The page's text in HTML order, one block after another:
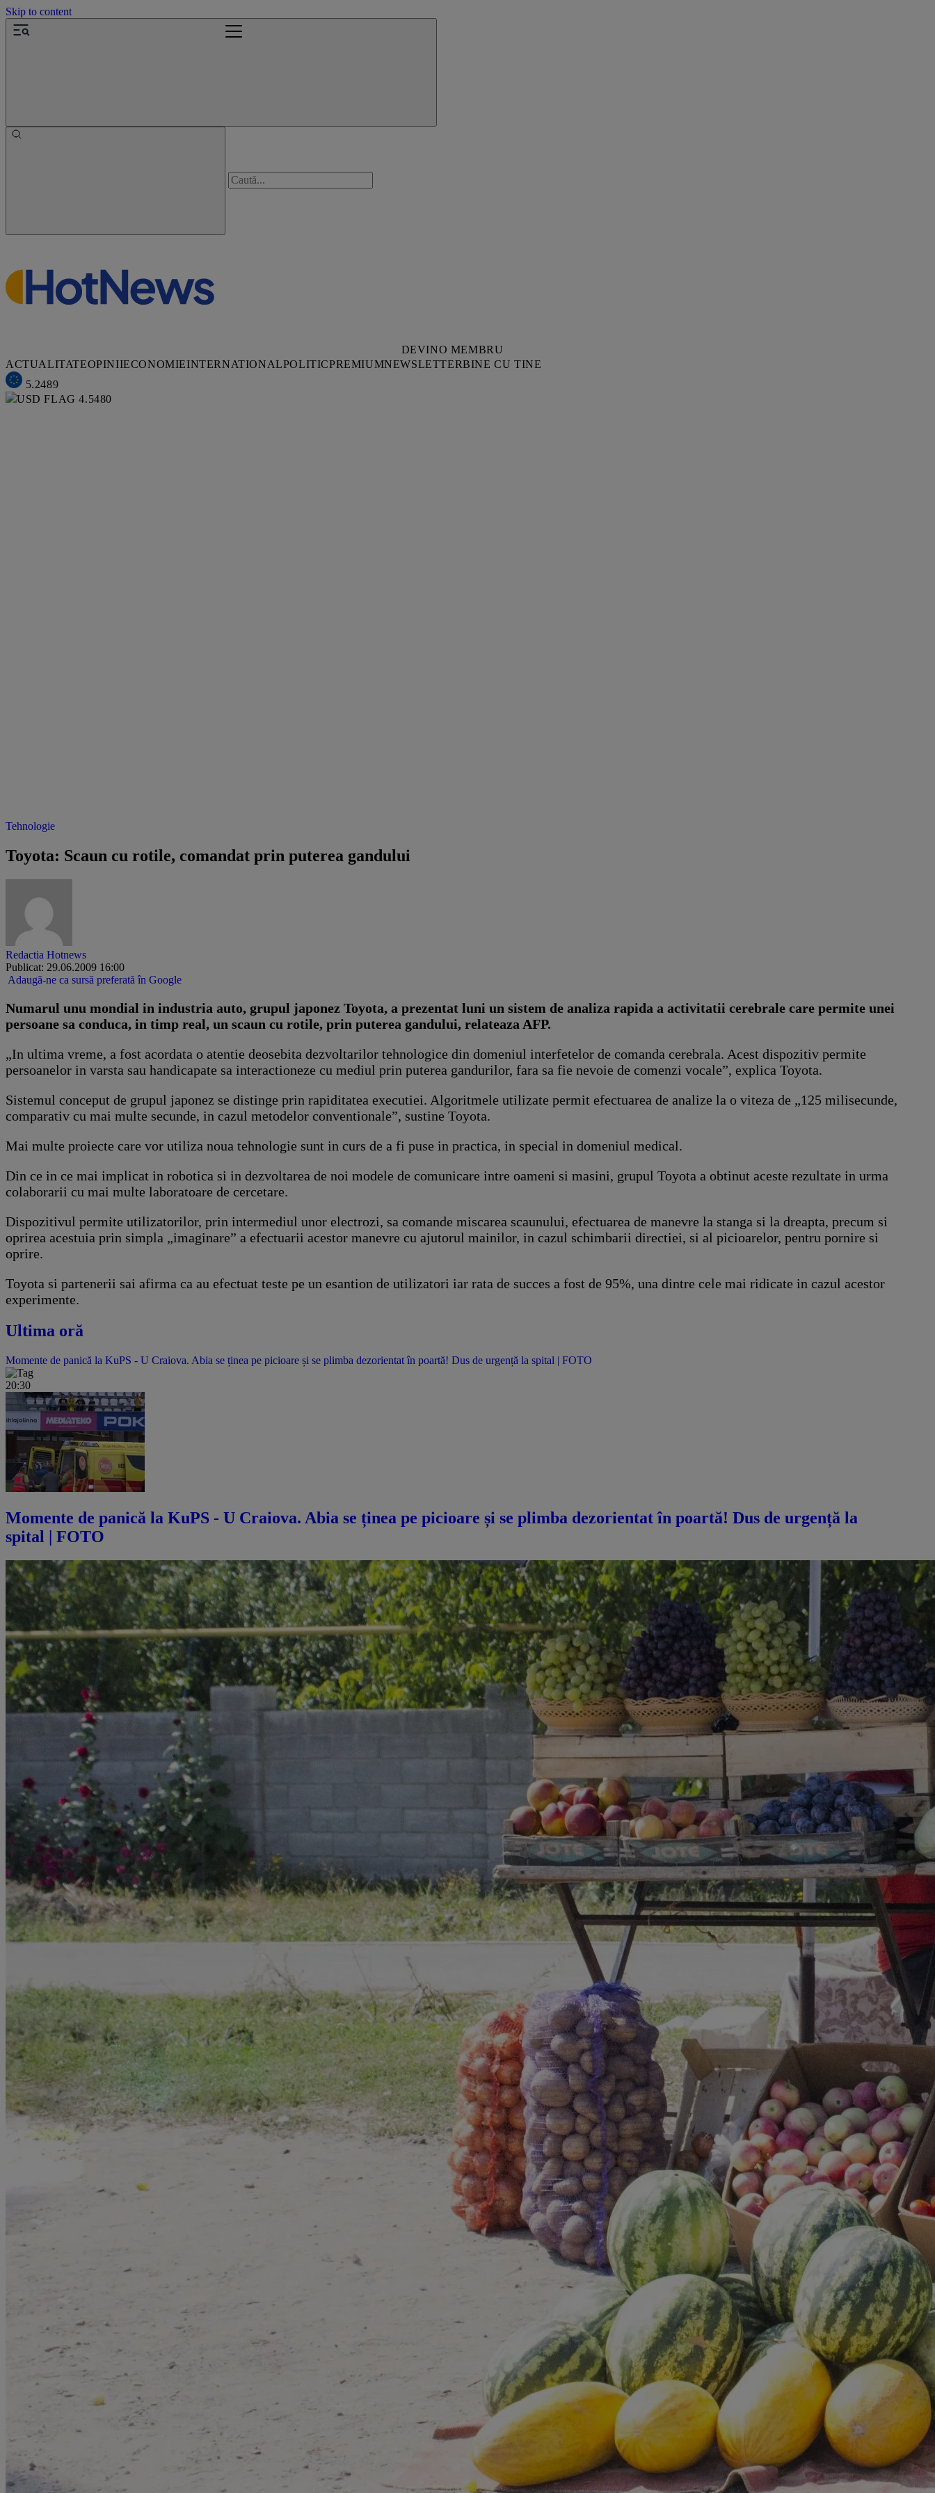
Skip to content
DEVINO MEMBRU
ACTUALITATEOPINIIECONOMIEINTERNATIONALPOLITICPREMIUMNEWSLETTERBINE CU TINE
5.2489
4.5480
Tehnologie
Toyota: Scaun cu rotile, comandat prin puterea gandului
Redactia Hotnews
Publicat: 29.06.2009 16:00
Adaugă-ne ca sursă preferată în Google
Numarul unu mondial in industria auto, grupul japonez Toyota, a prezentat luni un sistem de analiza rapida a activitatii cerebrale care permite unei
persoane sa conduca, in timp real, un scaun cu rotile, prin puterea gandului, relateaza AFP.
„In ultima vreme, a fost acordata o atentie deosebita dezvoltarilor tehnologice din domeniul interfetelor de comanda cerebrala. Acest dispozitiv permite
persoanelor in varsta sau handicapate sa interactioneze cu mediul prin puterea gandurilor, fara sa fie nevoie de comenzi vocale”, explica Toyota.
Sistemul conceput de grupul japonez se distinge prin rapiditatea executiei. Algoritmele utilizate permit efectuarea de analize la o viteza de „125 milisecunde,
comparativ cu mai multe secunde, in cazul metodelor conventionale”, sustine Toyota.
Mai multe proiecte care vor utiliza noua tehnologie sunt in curs de a fi puse in practica, in special in domeniul medical.
Din ce in ce mai implicat in robotica si in dezvoltarea de noi modele de comunicare intre oameni si masini, grupul Toyota a obtinut aceste rezultate in urma
colaborarii cu mai multe laboratoare de cercetare.
Dispozitivul permite utilizatorilor, prin intermediul unor electrozi, sa comande miscarea scaunului, efectuarea de manevre la stanga si la dreapta, precum si
oprirea acestuia prin simpla „imaginare” a efectuarii acestor manevre cu ajutorul mainilor, in cazul schimbarii directiei, si al picioarelor, pentru pornire si
oprire.
Toyota si partenerii sai afirma ca au efectuat teste pe un esantion de utilizatori iar rata de succes a fost de 95%, una dintre cele mai ridicate in cazul acestor
experimente.
Ultima oră
Momente de panică la KuPS - U Craiova. Abia se ținea pe picioare și se plimba dezorientat în poartă! Dus de urgență la spital | FOTO
20:30
Momente de panică la KuPS - U Craiova. Abia se ținea pe picioare și se plimba dezorientat în poartă! Dus de urgență la
spital | FOTO